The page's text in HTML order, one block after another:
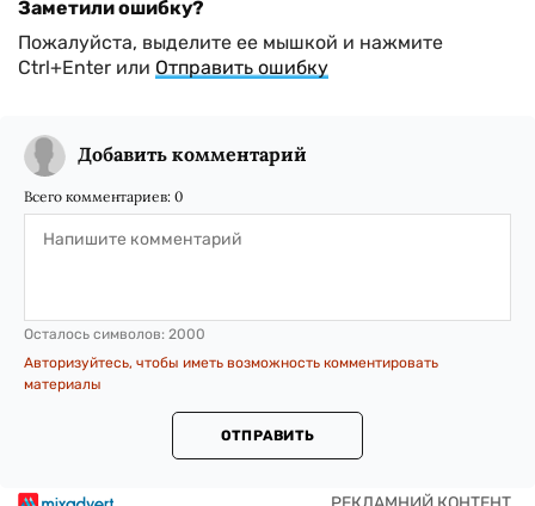
Заметили ошибку?
Пожалуйста, выделите ее мышкой и нажмите
Ctrl+Enter или Отправить ошибку
Добавить комментарий
Всего комментариев: 0
Осталось символов: 2000
Авторизуйтесь, чтобы иметь возможность комментировать
материалы
ОТПРАВИТЬ